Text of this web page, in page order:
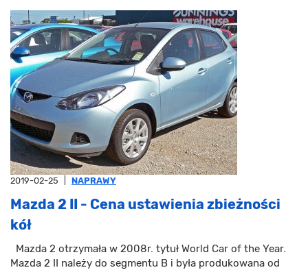
2019-02-25 NAPRAWY
Mazda 2 II - Cena ustawienia zbieżności
kół
Mazda 2 otrzymała w 2008r. tytuł World Car of the Year.
Mazda 2 II należy do segmentu B i była produkowana od